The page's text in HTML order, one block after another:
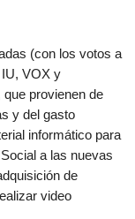
(con los votos a
VOX y
provienen de
y del gasto
informático para
a las nuevas
de
video